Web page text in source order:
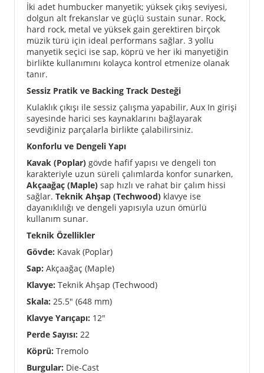
İki adet humbucker manyetik; yüksek çıkış seviyesi,
dolgun alt frekanslar ve güçlü sustain sunar. Rock,
hard rock, metal ve yüksek gain gerektiren birçok
müzik türü için ideal performans sağlar. 3 yollu
manyetik seçici ise sap, köprü ve her iki manyetiğin
birlikte kullanımını kolayca kontrol etmenize olanak
tanır.
Sessiz Pratik ve Backing Track Desteği
Kulaklık çıkışı ile sessiz çalışma yapabilir, Aux In girişi
sayesinde harici ses kaynaklarını bağlayarak
sevdiğiniz parçalarla birlikte çalabilirsiniz.
Konforlu ve Dengeli Yapı
Kavak (Poplar) gövde hafif yapısı ve dengeli ton
karakteriyle uzun süreli çalımlarda konfor sunarken,
Akçaağaç (Maple) sap hızlı ve rahat bir çalım hissi
sağlar. Teknik Ahşap (Techwood) klavye ise
dayanıklılığı ve dengeli yapısıyla uzun ömürlü
kullanım sunar.
Teknik Özellikler
Gövde: Kavak (Poplar)
Sap: Akçaağaç (Maple)
Klavye: Teknik Ahşap (Techwood)
Skala: 25.5" (648 mm)
Klavye Yarıçapı: 12"
Perde Sayısı: 22
Köprü: Tremolo
Burgular: Die-Cast